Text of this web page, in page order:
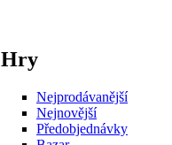
Hry
Nejprodávanější
Nejnovější
Předobjednávky